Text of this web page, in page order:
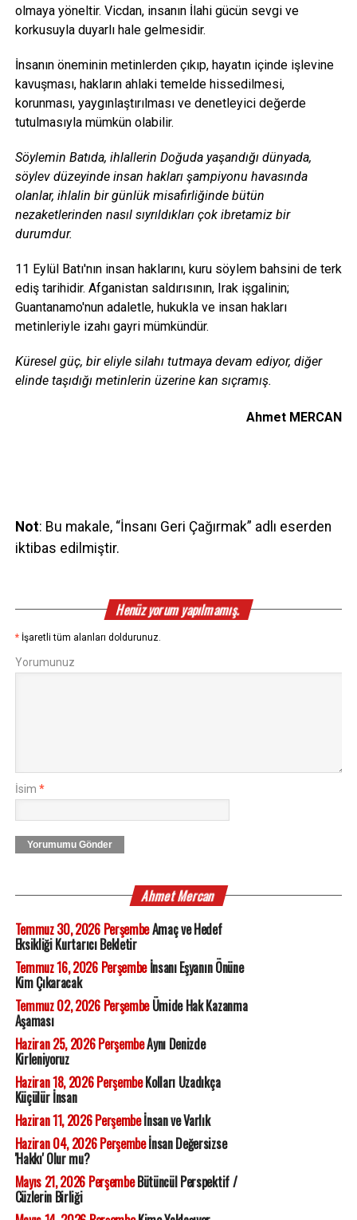
olmaya yöneltir. Vicdan, insanın İlahi gücün sevgi ve
korkusuyla duyarlı hale gelmesidir.
İnsanın öneminin metinlerden çıkıp, hayatın içinde işlevine
kavuşması, hakların ahlaki temelde hissedilmesi,
korunması, yaygınlaştırılması ve denetleyici değerde
tutulmasıyla mümkün olabilir.
Söylemin Batıda, ihlallerin Doğuda yaşandığı dünyada,
söylev düzeyinde insan hakları şampiyonu havasında
olanlar, ihlalin bir günlük misafirliğinde bütün
nezaketlerinden nasıl sıyrıldıkları çok ibretamiz bir
durumdur.
11 Eylül Batı'nın insan haklarını, kuru söylem bahsini de terk
ediş tarihidir. Afganistan saldırısının, Irak işgalinin;
Guantanamo'nun adaletle, hukukla ve insan hakları
metinleriyle izahı gayri mümkündür.
Küresel güç, bir eliyle silahı tutmaya devam ediyor, diğer
elinde taşıdığı metinlerin üzerine kan sıçramış.
Ahmet MERCAN
Not: Bu makale, “İnsanı Geri Çağırmak” adlı eserden
iktibas edilmiştir.
Henüz yorum yapılmamış.
* İşaretli tüm alanları doldurunuz.
Yorumunuz
İsim *
Yorumumu Gönder
Ahmet Mercan
Temmuz 30, 2026 PerşembeAmaç ve Hedef
Eksikliği Kurtarıcı Bekletir
Temmuz 16, 2026 Perşembeİnsanı Eşyanın Önüne
Kim Çıkaracak
Temmuz 02, 2026 PerşembeÜmide Hak Kazanma
Aşaması
Haziran 25, 2026 PerşembeAynı Denizde
Kirleniyoruz
Haziran 18, 2026 PerşembeKolları Uzadıkça
Küçülür İnsan
Haziran 11, 2026 Perşembeİnsan ve Varlık
Haziran 04, 2026 Perşembeİnsan Değersizse
'Hakkı' Olur mu?
Mayıs 21, 2026 PerşembeBütüncül Perspektif /
Cüzlerin Birliği